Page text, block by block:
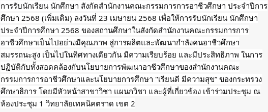
การรับนักเรียน นักศึกษา สังกัดสำนักงานคณะกรรมการการอาชีวศึกษา ประจำปีการ
ศึกษา 2568 (เพิ่มเติม) ลงวันที่ 23 เมษายน 2568 เพื่อให้การรับนักเรียน นักศึกษา
ประจำปีการศึกษา 2568 ของสถานศึกษาในสังกัดสำนักงานคณะกรรมการการ
อาชีวศึกษาเป็นไปอย่างมีคุณภาพ สู่การผลิตและพัฒนากำลังคนอาชีวศึกษา
สมรรถนะสูง เป็นไปในทิศทางเดียวกัน มีความเรียบร้อย และมีประสิทธิภาพ ในการ
ปฏิบัติกับทั้งสอดคล้องกับนโยบายการพัฒนาอาชีวศึกษาของสำนักงานคณะ
กรรมการการอาชีวศึกษาและนโยบายการศึกษา "เรียนดี มีความสุข” ของกระทรวง
ศึกษาธิการ โดยมีหัวหน้าสาขาวิชา แผนกวิชา และผู้ที่เกี่ยวข้อง เข้าร่วมประชุม ณ
ห้องประชุม 1 วิทยาลัยเทคนิคตราด เขต 2